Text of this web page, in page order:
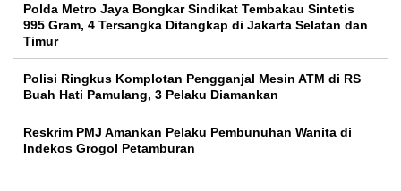
Polda Metro Jaya Bongkar Sindikat Tembakau Sintetis
995 Gram, 4 Tersangka Ditangkap di Jakarta Selatan dan
Timur
Polisi Ringkus Komplotan Pengganjal Mesin ATM di RS
Buah Hati Pamulang, 3 Pelaku Diamankan
Reskrim PMJ Amankan Pelaku Pembunuhan Wanita di
Indekos Grogol Petamburan